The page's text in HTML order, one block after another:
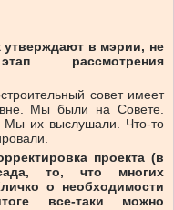
утверждают в мэрии, не
рассмотрения
совет имеет
Мы были на Совете.
Мы их выслушали. Что-то
проекта (в
то, что многих
о необходимости
все-таки можно